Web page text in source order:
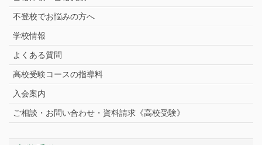
不登校でお悩みの方へ
学校情報
よくある質問
高校受験コースの指導料
入会案内
ご相談・お問い合わせ・資料請求《高校受験》